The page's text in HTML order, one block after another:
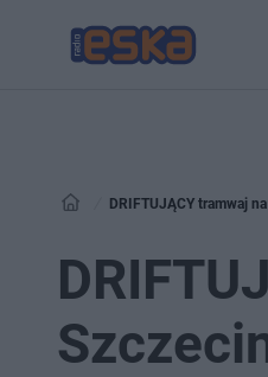
DRIFTUJĄCY tramwaj